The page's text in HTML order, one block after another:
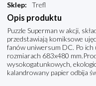
Sklep: Trefl
Opis produktu
Puzzle Superman w akcji,
przedstawiają komiksowe
fanów uniwersum DC. Po ich
rozmiarach 683x480
wysokogatunkowych,
kalandrowany papier odbija